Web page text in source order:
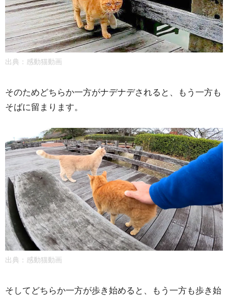
出典： 感動猫動画
そのためどちらか一方がナデナデされると、もう一方も
そばに留まります。
出典：感動猫動画
そしてどちらか一方が歩き始めると、もう一方も歩き始